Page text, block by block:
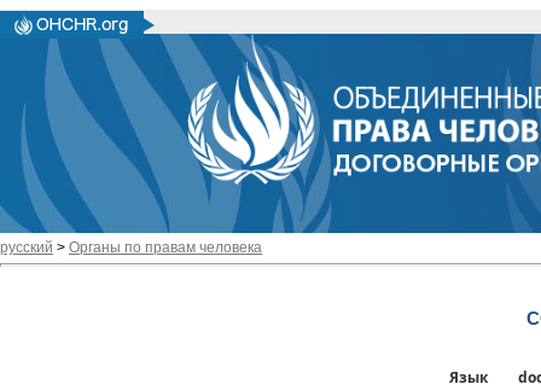
русский > Органы по правам человека
Язык